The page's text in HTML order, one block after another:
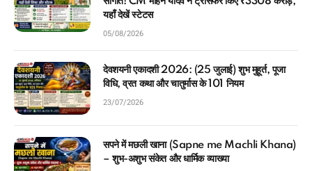
यहाँ देखें स्टेटस
05/08/2026
देवशयनी एकादशी 2026: (25 जुलाई) शुभ मुहूर्त, पूजा
विधि, व्रत कथा और चातुर्मास के 101 नियम
23/07/2026
सपने में मछली खाना (Sapne me Machli Khana)
– शुभ-अशुभ संकेत और धार्मिक व्याख्या